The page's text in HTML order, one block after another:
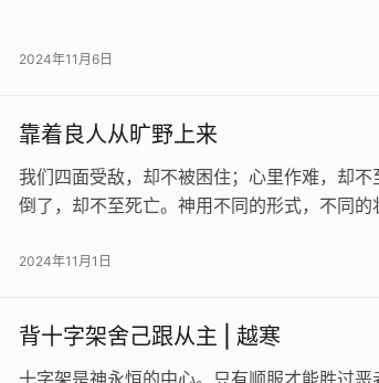
2024年11月6日
靠着良人从旷野上来
我们四面受敌，却不被困住；心里作难，却
倒了，却不至死亡。神用不同的形式，不同
2024年11月1日
背十字架舍己跟从主 | 越寒